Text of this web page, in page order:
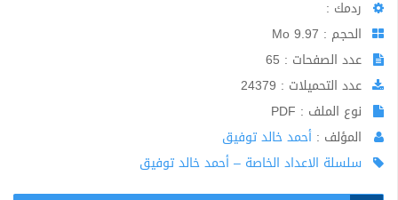
ردمك :
الحجم : 9.97 Mo
عدد الصفحات : 65
عدد التحميلات : 24379
نوع الملف : PDF
المؤلف : أحمد خالد توفيق
سلسلة الاعداد الخاصة – أحمد خالد توفيق